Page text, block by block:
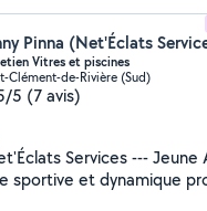
Pinna (Net'Éclats
Vitres et piscines
Clément-de-Rivière (Sud)
5 (7 avis)
Services --- Jeune
sportive et dynamique